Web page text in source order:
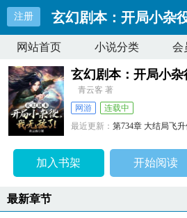
注册 玄幻剧本：开局小杂
网站首页 小说分类 会
玄幻剧本：开局小杂
青云客 著
网游
连载中
最近更新：第734章 大结局飞
加入书架 开始阅读
最新章节